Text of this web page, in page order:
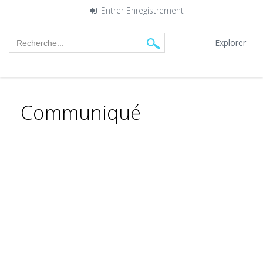
Entrer Enregistrement
Explorer
Communiqué